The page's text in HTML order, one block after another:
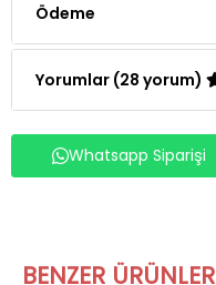
Ödeme
Yorumlar (28 yorum)
Whatsapp Siparişi
BENZER ÜRÜNLER